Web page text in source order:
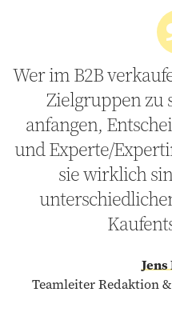
Wer im B2B
Zielgruppen zu
anfangen,
und Experte/
sie wirklich
Teamleiter Redaktion